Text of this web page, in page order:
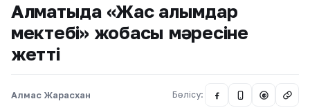
Алматыда «Жас ғалымдар
мектебі» жобасы мәресіне
жетті
Алмас Жарасхан Бөлісу: @